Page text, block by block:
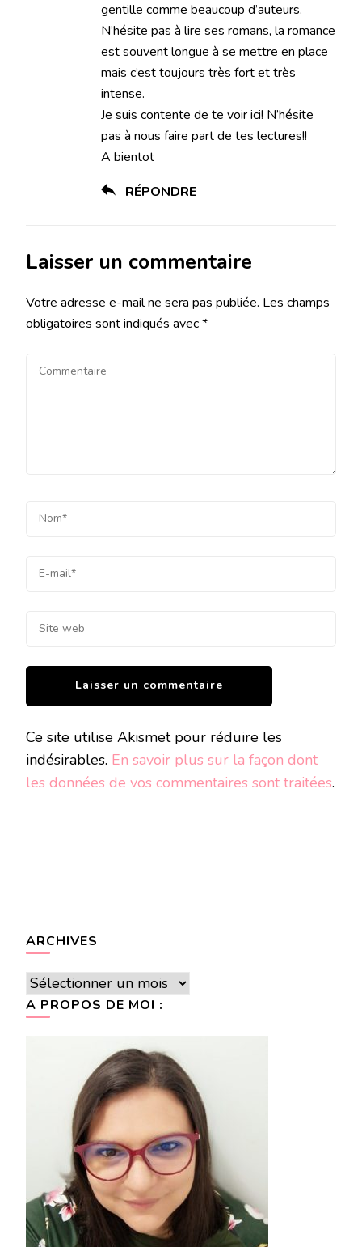
gentille comme beaucoup d’auteurs.
N’hésite pas à lire ses romans, la romance
est souvent longue à se mettre en place
mais c’est toujours très fort et très
intense.
Je suis contente de te voir ici! N’hésite
pas à nous faire part de tes lectures!!
A bientot
RÉPONDRE
Laisser un commentaire
Votre adresse e-mail ne sera pas publiée. Les champs
obligatoires sont indiqués avec*
Ce site utilise Akismet pour réduire les
indésirables. En savoir plus sur la façon dont
les données de vos commentaires sont traitées.
ARCHIVES
Archives
A PROPOS DE MOI :